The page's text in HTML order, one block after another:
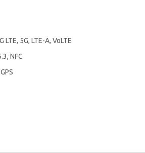
5G, LTE-A, VoLTE
NFC